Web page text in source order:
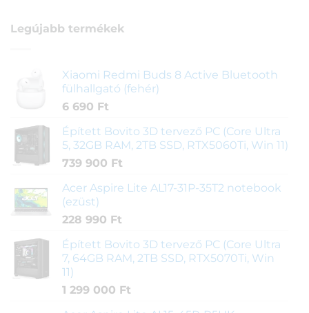
Legújabb termékek
Xiaomi Redmi Buds 8 Active Bluetooth
fülhallgató (fehér)
6 690 Ft
Épített Bovito 3D tervező PC (Core Ultra
5, 32GB RAM, 2TB SSD, RTX5060Ti, Win 11)
739 900 Ft
Acer Aspire Lite AL17-31P-35T2 notebook
(ezüst)
228 990 Ft
Épített Bovito 3D tervező PC (Core Ultra
7, 64GB RAM, 2TB SSD, RTX5070Ti, Win
11)
1 299 000 Ft